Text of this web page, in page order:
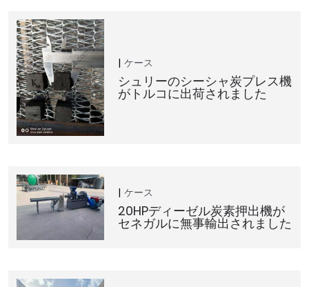
ケース
シュリーのシーシャ炭プレス機
がトルコに出荷されました
ケース
20HPディーゼル炭素押出機が
セネガルに無事輸出されました